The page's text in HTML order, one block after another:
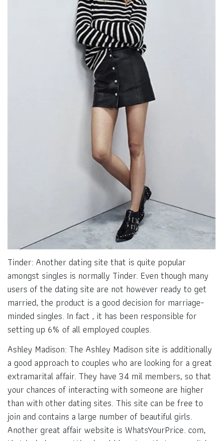
Tinder: Another dating site that is quite popular
amongst singles is normally Tinder. Even though many
users of the dating site are not however ready to get
married, the product is a good decision for marriage-
minded singles. In fact , it has been responsible for
setting up 6% of all employed couples.
Ashley Madison: The Ashley Madison site is additionally
a good approach to couples who are looking for a great
extramarital affair. They have 34 mil members, so that
your chances of interacting with someone are higher
than with other dating sites. This site can be free to
join and contains a large number of beautiful girls.
Another great affair website is WhatsYourPrice. com,